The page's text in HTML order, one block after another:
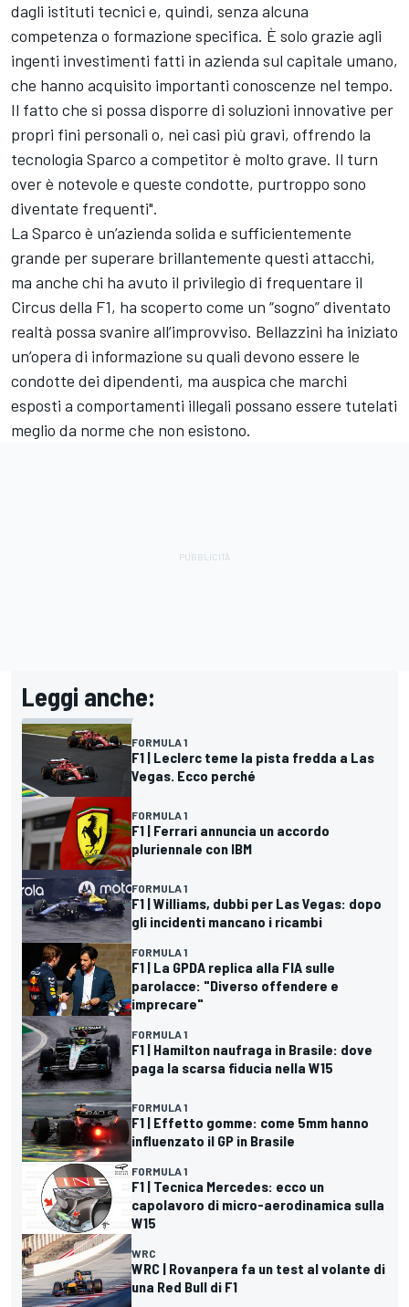
dagli istituti tecnici e, quindi, senza alcuna
competenza o formazione specifica. È solo grazie agli
ingenti investimenti fatti in azienda sul capitale umano,
che hanno acquisito importanti conoscenze nel tempo.
Il fatto che si possa disporre di soluzioni innovative per
propri fini personali o, nei casi più gravi, offrendo la
tecnologia Sparco a competitor è molto grave. Il turn
over è notevole e queste condotte, purtroppo sono
diventate frequenti".
La Sparco è un’azienda solida e sufficientemente
grande per superare brillantemente questi attacchi,
ma anche chi ha avuto il privilegio di frequentare il
Circus della F1, ha scoperto come un “sogno” diventato
realtà possa svanire all’improvviso. Bellazzini ha iniziato
un’opera di informazione su quali devono essere le
condotte dei dipendenti, ma auspica che marchi
esposti a comportamenti illegali possano essere tutelati
meglio da norme che non esistono.
Leggi anche:
FORMULA 1
F1 | Leclerc teme la pista fredda a Las
Vegas. Ecco perché
FORMULA 1
F1 | Ferrari annuncia un accordo
pluriennale con IBM
FORMULA 1
F1 | Williams, dubbi per Las Vegas: dopo
gli incidenti mancano i ricambi
FORMULA 1
F1 | La GPDA replica alla FIA sulle
parolacce: "Diverso offendere e
imprecare"
FORMULA 1
F1 | Hamilton naufraga in Brasile: dove
paga la scarsa fiducia nella W15
FORMULA 1
F1 | Effetto gomme: come 5mm hanno
influenzato il GP in Brasile
FORMULA 1
F1 | Tecnica Mercedes: ecco un
capolavoro di micro-aerodinamica sulla
W15
WRC
WRC | Rovanpera fa un test al volante di
una Red Bull di F1